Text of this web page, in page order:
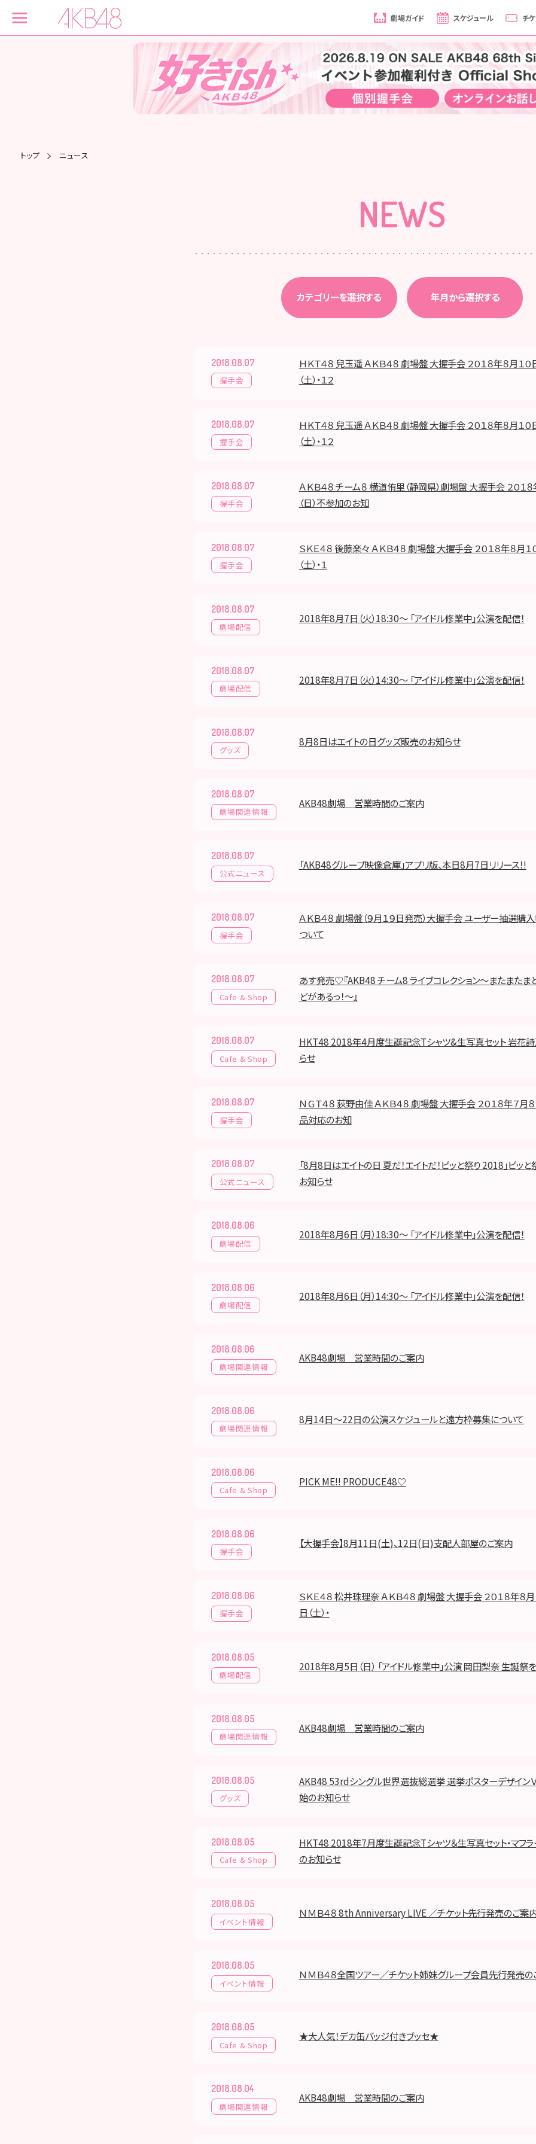
劇場ガイド スケジュール チ
トップ ニュース
NEWS
カテゴリーを選択する 年月から選択する
2018.08.07
握手会
ＨＫＴ４８ 兒玉遥 ＡＫＢ４８ 劇場盤 大握手会 ２０１８年８月１０日
（土）・１２
2018.08.07
握手会
ＨＫＴ４８ 兒玉遥 ＡＫＢ４８ 劇場盤 大握手会 ２０１８年８月１０日
（土）・１２
2018.08.07
握手会
ＡＫＢ４８ チーム８ 横道侑里（静岡県）劇場盤 大握手会 ２０１８
（日）不参加のお知
2018.08.07
握手会
ＳＫＥ４８ 後藤楽々 ＡＫＢ４８ 劇場盤 大握手会 ２０１８年８月１０
（土）・１
2018.08.07
劇場配信
2018年8月7日（火）18:30～ 「アイドル修業中」公演を配信！
2018.08.07
劇場配信
2018年8月7日（火）14:30～ 「アイドル修業中」公演を配信！
2018.08.07
グッズ
8月8日はエイトの日グッズ販売のお知らせ
2018.08.07
劇場関連情報
AKB48劇場 営業時間のご案内
2018.08.07
公式ニュース
「AKB48グループ映像倉庫」アプリ版、本日8月7日リリース！!
2018.08.07
握手会
ＡＫＢ４８ 劇場盤（９月１９日発売）大握手会 ユーザー抽選購
ついて
2018.08.07
Cafe & Shop
あす発売♡『AKB48 チーム8 ライブコレクション〜またまたま
どがあるっ！〜』
2018.08.07
Cafe & Shop
HKT48 2018年4月度生誕記念Tシャツ&生写真セット 岩花
らせ
2018.08.07
握手会
ＮＧＴ４８ 荻野由佳 ＡＫＢ４８ 劇場盤 大握手会 ２０１８年７月８
品対応のお知
2018.08.07
公式ニュース
「8月8日はエイトの日 夏だ！エイトだ！ピッと祭り 2018」ピッ
お知らせ
2018.08.06
劇場配信
2018年8月6日（月）18:30～ 「アイドル修業中」公演を配信！
2018.08.06
劇場配信
2018年8月6日（月）14:30～ 「アイドル修業中」公演を配信！
2018.08.06
劇場関連情報
AKB48劇場 営業時間のご案内
2018.08.06
劇場関連情報
8月14日～22日の公演スケジュールと遠方枠募集について
2018.08.06
Cafe & Shop
PICK ME!! PRODUCE48♡
2018.08.06
握手会
【大握手会】8月11日(土)、12日(日)支配人部屋のご案内
2018.08.06
握手会
ＳＫＥ４８ 松井珠理奈 ＡＫＢ４８ 劇場盤 大握手会 ２０１８年８月１
日（土）・
2018.08.05
劇場配信
2018年8月5日（日） 「アイドル修業中」公演 岡田梨奈 生誕祭
2018.08.05
劇場関連情報
AKB48劇場 営業時間のご案内
2018.08.05
グッズ
AKB48 53rdシングル世界選抜総選挙 選挙ポスターデザイン
始のお知らせ
2018.08.05
Cafe & Shop
HKT48 2018年7月度生誕記念Tシャツ＆生写真セット・マフ
のお知らせ
2018.08.05
イベント情報
ＮＭＢ４８ 8th Anniversary LIVE ／チケット先行発売のご案
2018.08.05
イベント情報
ＮＭＢ４８全国ツアー／チケット姉妹グループ会員先行発売
2018.08.05
Cafe & Shop
★大人気！デカ缶バッジ付きブッセ★
2018.08.04
劇場関連情報
AKB48劇場 営業時間のご案内